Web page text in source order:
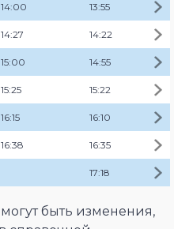
14:00 13:55
14:27 14:22
15:00 14:55
15:25 15:22
16:15 16:10
16:38 16:35
17:18
быть изменения,